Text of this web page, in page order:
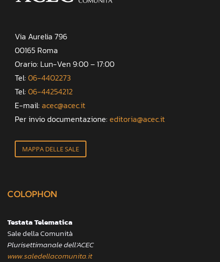
Via Aurelia 796
00165 Roma
Orario: Lun-Ven 9:00 – 17:00
Tel: 06-4402273
Tel: 06-44254212
E-mail: acec@acec.it
Per invio documentazione: editoria@acec.it
MAPPA DELLE SALE
COLOPHON
Testata Telematica
Sale della Comunità
Plurisettimanale dell’ACEC
www.saledellacomunita.it